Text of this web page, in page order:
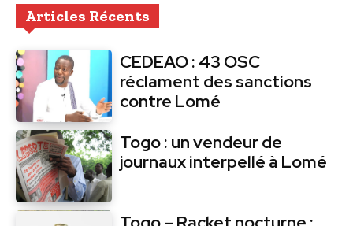
Articles Récents
CEDEAO : 43 OSC
réclament des sanctions
contre Lomé
Togo : un vendeur de
journaux interpellé à Lomé